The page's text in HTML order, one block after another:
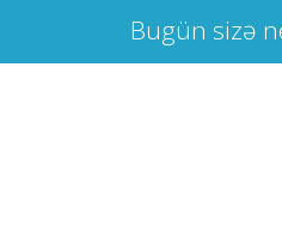
Bugün sizə